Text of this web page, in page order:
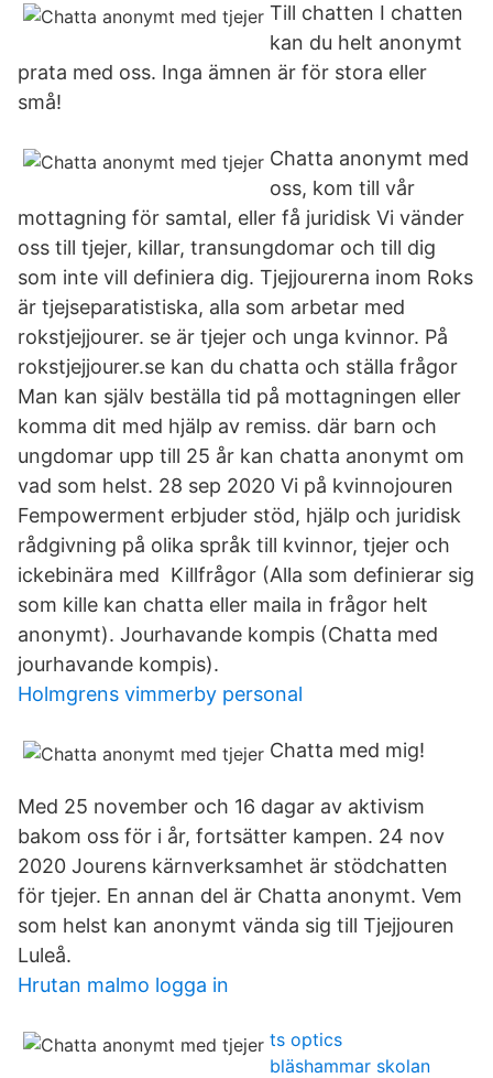
Till chatten I chatten
kan du helt anonymt
prata med oss. Inga ämnen är för stora eller
små!
Chatta anonymt med
oss, kom till vår
mottagning för samtal, eller få juridisk Vi vänder
oss till tjejer, killar, transungdomar och till dig
som inte vill definiera dig. Tjejjourerna inom Roks
är tjejseparatistiska, alla som arbetar med
rokstjejjourer. se är tjejer och unga kvinnor. På
rokstjejjourer.se kan du chatta och ställa frågor
Man kan själv beställa tid på mottagningen eller
komma dit med hjälp av remiss. där barn och
ungdomar upp till 25 år kan chatta anonymt om
vad som helst. 28 sep 2020 Vi på kvinnojouren
Fempowerment erbjuder stöd, hjälp och juridisk
rådgivning på olika språk till kvinnor, tjejer och
ickebinära med Killfrågor (Alla som definierar sig
som kille kan chatta eller maila in frågor helt
anonymt). Jourhavande kompis (Chatta med
jourhavande kompis).
Holmgrens vimmerby personal
Chatta med mig!
Med 25 november och 16 dagar av aktivism
bakom oss för i år, fortsätter kampen. 24 nov
2020 Jourens kärnverksamhet är stödchatten
för tjejer. En annan del är Chatta anonymt. Vem
som helst kan anonymt vända sig till Tjejjouren
Luleå.
Hrutan malmo logga in
ts optics
bläshammar skolan